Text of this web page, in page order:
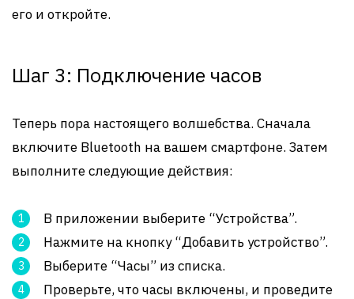
его и откройте.
Шаг 3: Подключение часов
Теперь пора настоящего волшебства. Сначала
включите Bluetooth на вашем смартфоне. Затем
выполните следующие действия:
В приложении выберите “Устройства”.
Нажмите на кнопку “Добавить устройство”.
Выберите “Часы” из списка.
Проверьте, что часы включены, и проведите